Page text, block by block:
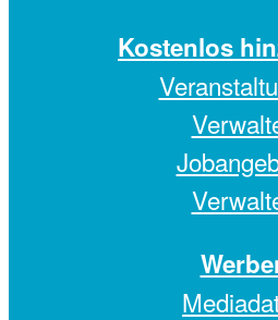
Kostenlos